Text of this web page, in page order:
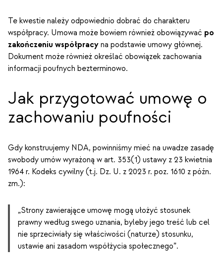
Te kwestie należy odpowiednio dobrać do charakteru
współpracy. Umowa może bowiem również obowiązywać po
zakończeniu współpracy na podstawie umowy głównej.
Dokument może również określać obowiązek zachowania
informacji poufnych bezterminowo.
Jak przygotować umowę o
zachowaniu poufności
Gdy konstruujemy NDA, powinniśmy mieć na uwadze zasadę
swobody umów wyrażoną w art. 353(1) ustawy z 23 kwietnia
1964 r. Kodeks cywilny (t.j. Dz. U. z 2023 r. poz. 1610 z późn.
zm.):
„Strony zawierające umowę mogą ułożyć stosunek
prawny według swego uznania, byleby jego treść lub cel
nie sprzeciwiały się właściwości (naturze) stosunku,
ustawie ani zasadom współżycia społecznego”.